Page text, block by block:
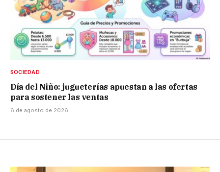
SOCIEDAD
Día del Niño: jugueterías apuestan a las ofertas
para sostener las ventas
6 de agosto de 2026